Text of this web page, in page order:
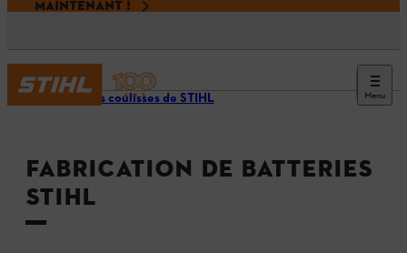
MAINTENANT !
Menu
Dans les coulisses de STIHL
FABRICATION DE BATTERIES
STIHL